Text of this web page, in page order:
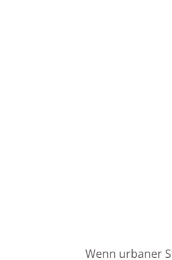
Wenn urbaner